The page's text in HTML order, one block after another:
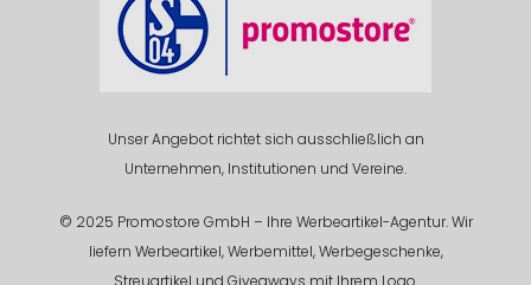
Unser Angebot richtet sich ausschließlich an
Unternehmen, Institutionen und Vereine.
© 2025 Promostore GmbH – Ihre Werbeartikel-Agentur. Wir
liefern Werbeartikel, Werbemittel, Werbegeschenke,
Streuartikel und Giveaways mit Ihrem Logo.